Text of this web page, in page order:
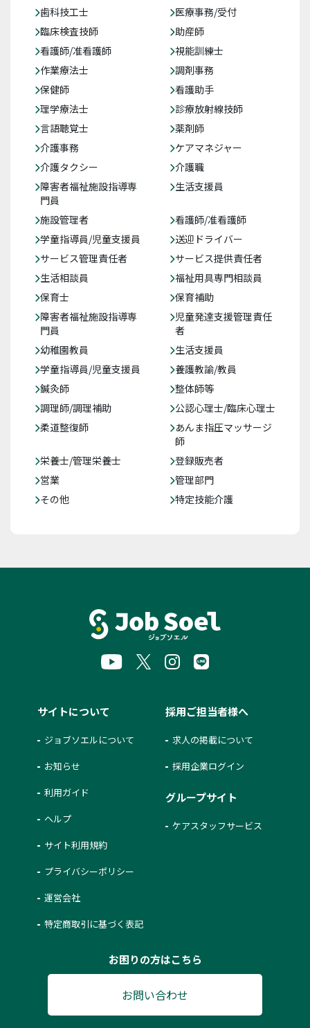
歯科技工士
医療事務/受付
臨床検査技師
助産師
看護師/准看護師
視能訓練士
作業療法士
調剤事務
保健師
看護助手
理学療法士
診療放射線技師
言語聴覚士
薬剤師
介護事務
ケアマネジャー
介護タクシー
介護職
障害者福祉施設指導専
門員
生活支援員
施設管理者
看護師/准看護師
学童指導員/児童支援員
送迎ドライバー
サービス管理責任者
サービス提供責任者
生活相談員
福祉用具専門相談員
保育士
保育補助
障害者福祉施設指導専
門員
児童発達支援管理責任
者
幼稚園教員
生活支援員
学童指導員/児童支援員
養護教諭/教員
鍼灸師
整体師等
調理師/調理補助
公認心理士/臨床心理士
柔道整復師
あんま指圧マッサージ
師
栄養士/管理栄養士
登録販売者
営業
管理部門
その他
特定技能介護
サイトについて
ジョブソエルについて
お知らせ
利用ガイド
ヘルプ
サイト利用規約
プライバシーポリシー
運営会社
特定商取引に基づく表記
採用ご担当者様へ
求人の掲載について
採用企業ログイン
グループサイト
ケアスタッフサービス
お困りの方はこちら
お問い合わせ